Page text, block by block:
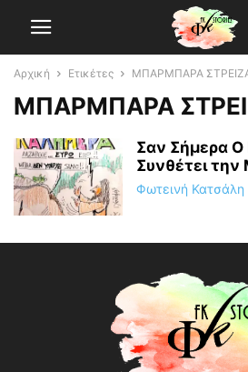
Αρχική Ετικέτες ΜΠΑΡΜΠΑΡΑ
ΜΠΑΡΜΠΑΡΑ
Σαν Σήμερα Ο
Συνθέτει
Φωτεινή Κατσάλη